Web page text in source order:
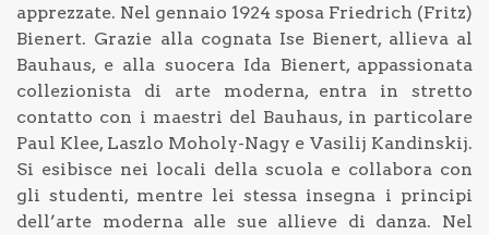
apprezzate. Nel gennaio 1924 sposa Friedrich (Fritz)
Bienert. Grazie alla cognata Ise Bienert, allieva al
Bauhaus, e alla suocera Ida Bienert, appassionata
collezionista di arte moderna, entra in stretto
contatto con i maestri del Bauhaus, in particolare
Paul Klee, Laszlo Moholy-Nagy e Vasilij Kandinskij.
Si esibisce nei locali della scuola e collabora con
gli studenti, mentre lei stessa insegna i principi
dell’arte moderna alle sue allieve di danza. Nel